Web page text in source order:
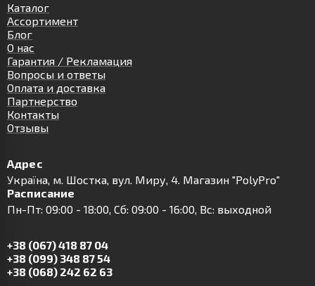
Каталог
Ассортимент
Блог
О нас
Гарантия / Рекламация
Вопросы и ответы
Оплата и доставка
Партнерство
Контакты
Отзывы
Адрес
Українa, м. Шостка, вул. Миру, 4. Магазин "PolyPro"
Расписание
Пн-Пт: 09:00 - 18:00, Сб: 09:00 - 16:00, Вс: выходной
+38 (067) 418 87 04
+38 (099) 348 87 54
+38 (068) 242 62 63